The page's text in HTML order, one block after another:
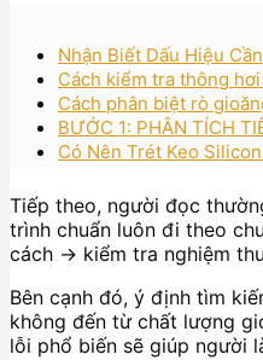
Nhận Biết Dấu Hiệu
Cách kiểm tra thông
Cách phân biệt rò
BƯỚC 1: PHÂN TÍCH
Có Nên Trét Keo
Tiếp theo, người đọc
trình chuẩn luôn đi theo
cách → kiểm tra nghiệm
Bên cạnh đó, ý định tìm
không đến từ chất lượng
lỗi phổ biến sẽ giúp người